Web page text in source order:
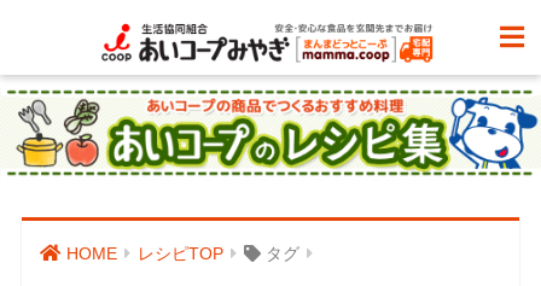
HOME レシピTOP タグ